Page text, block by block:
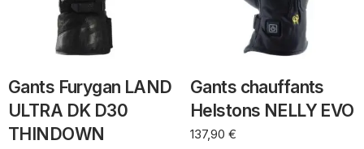
Gants Furygan LAND
ULTRA DK D30
THINDOWN
Gants chauffants
Helstons NELLY EVO
137,90 €